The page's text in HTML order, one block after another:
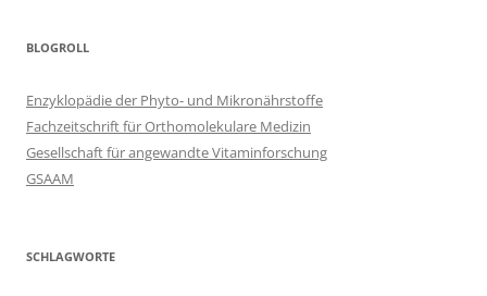
BLOGROLL
Enzyklopädie der Phyto- und Mikronährstoffe
Fachzeitschrift für Orthomolekulare Medizin
Gesellschaft für angewandte Vitaminforschung
GSAAM
SCHLAGWORTE